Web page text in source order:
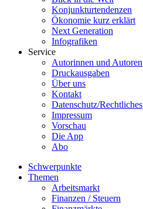
Konjunkturtendenzen
Ökonomie kurz erklärt
Next Generation
Infografiken
Service
Autorinnen und Autoren
Druckausgaben
Über uns
Kontakt
Datenschutz/Rechtliches
Impressum
Vorschau
Die App
Abo
Schwerpunkte
Themen
Arbeitsmarkt
Finanzen / Steuern